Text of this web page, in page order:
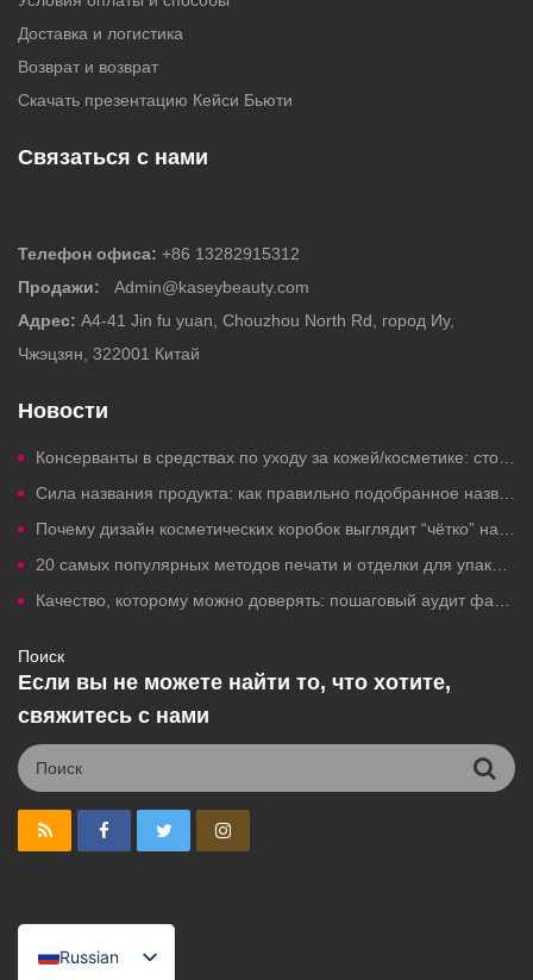
Доставка и логистика
Возврат и возврат
Скачать презентацию Кейси Бьюти
Связаться с нами
Телефон офиса: +86 13282915312
Продажи:
Admin@kaseybeauty.com
Адрес: A4-41 Jin fu yuan, Chouzhou North Rd, город Иу,
Чжэцзян, 322001 Китай
Новости
Консерванты в средствах по уходу за кожей/косметике: стоит ли беспокоиться?
Сила названия продукта: как правильно подобранное название косметического товара привлекает клики, вызывает доверие и увеличивает продажи.
Почему дизайн косметических коробок выглядит “чётко” на компьютерах, но плохо печатается?
20 самых популярных методов печати и отделки для упаковки косметики под собственной торговой маркой.
Качество, которому можно доверять: пошаговый аудит фабрики по производству косметики под собственной торговой маркой.
Поиск
Если вы не можете найти то, что хотите,
свяжитесь с нами
Russian